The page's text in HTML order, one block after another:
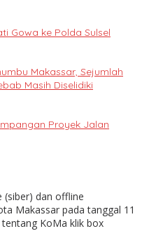
Gowa ke Polda Sulsel
Makassar, Sejumlah
Masih Diselidiki
Proyek Jalan
(siber) dan offline
Makassar pada tanggal 11
tentang KoMa klik box